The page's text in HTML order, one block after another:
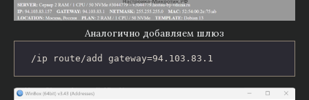
Аналогично добавляем шлюз
/ip route/add gateway=94.103.83.1